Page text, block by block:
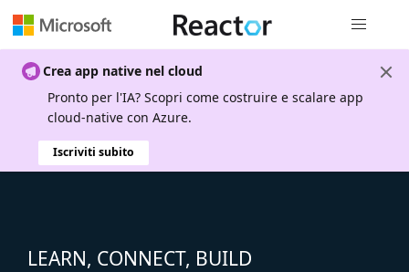
Crea app native nel cloud
Pronto per l'IA? Scopri come costruire e scalare app
cloud-native con Azure.
Iscriviti subito
LEARN, CONNECT, BUILD